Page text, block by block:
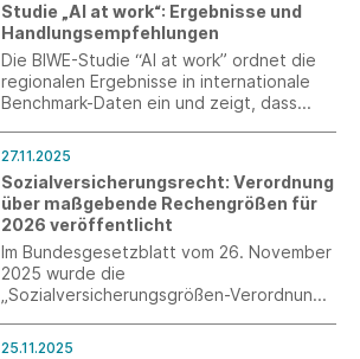
Studie „AI at work“: Ergebnisse und
Handlungsempfehlungen
Die BIWE-Studie “AI at work” ordnet die
regionalen Ergebnisse in internationale
Benchmark-Daten ein und zeigt, dass
von Künstlicher Intelligenz profitieren,
offenbart aber auch ungenutzte
Potenziale.
27.11.2025
Sozialversicherungsrecht: Verordnung
über maßgebende Rechengrößen für
2026 veröffentlicht
Im Bundesgesetzblatt vom 26. November
2025 wurde die
„Sozialversicherungsgrößen-Verordnung
25.11.2025